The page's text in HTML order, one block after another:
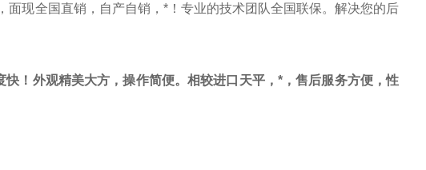
现全国直销，自产自销，*！专业的技术团队全国联保。解决您的后
！外观精美大方，操作简便。相较进口天平，*，售后服务方便，性